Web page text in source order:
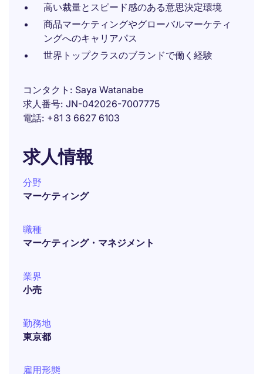
高い裁量とスピード感のある意思決定環境
商品マーケティングやグローバルマーケティ
ングへのキャリアパス
世界トップクラスのブランドで働く経験
コンタクト
Saya Watanabe
求人番号 JN-042026-7007775
電話 +81 3 6627 6103
求人情報
分野
マーケティング
職種
マーケティング・マネジメント
業界
小売
勤務地
東京都
雇用形態